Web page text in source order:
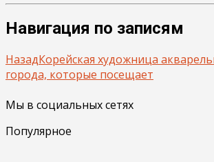
Навигация по записям
НазадКорейская художница
города, которые посещает
Мы в социальных сетях
Популярное